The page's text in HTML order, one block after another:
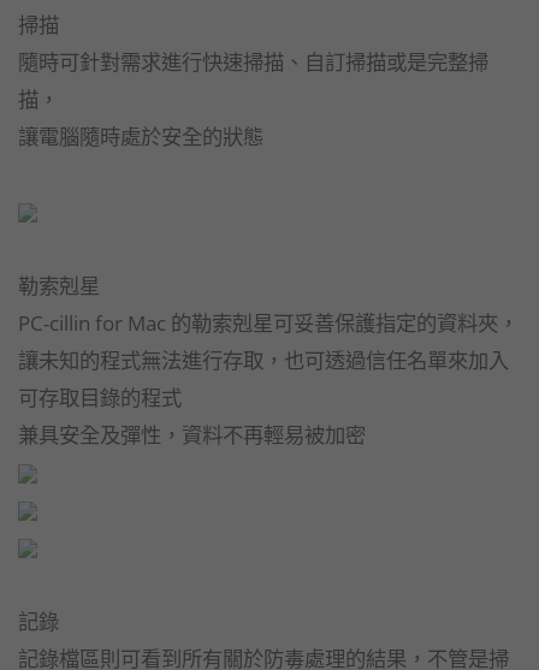
掃描
隨時可針對需求進行快速掃描、自訂掃描或是完整掃
描，
讓電腦隨時處於安全的狀態
勒索剋星
PC-cillin for Mac 的勒索剋星可妥善保護指定的資料夾，
讓未知的程式無法進行存取，也可透過信任名單來加入
可存取目錄的程式
兼具安全及彈性，資料不再輕易被加密
記錄
記錄檔區則可看到所有關於防毒處理的結果，不管是掃